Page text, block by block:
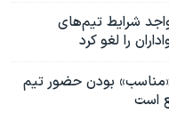
شرایط تیم‌های
را لغو کرد
«مناسب» بودن حضور تیم
است